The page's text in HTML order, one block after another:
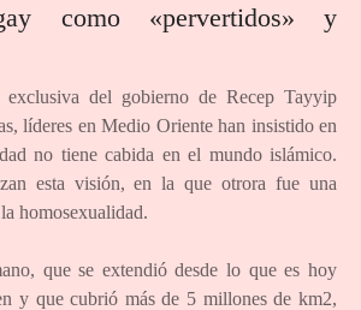
como «pervertidos» y
del gobierno de Recep Tayyip
líderes en Medio Oriente han insistido en
no tiene cabida en el mundo islámico.
esta visión, en la que otrora fue una
homosexualidad.
que se extendió desde lo que es hoy
y que cubrió más de 5 millones de km2,